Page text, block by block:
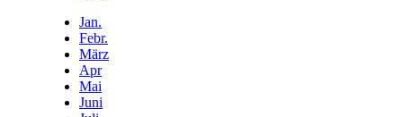
Jan.
Febr.
März
Apr
Mai
Juni